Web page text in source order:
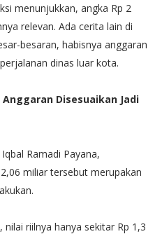
menunjukkan, angka Rp 2
relevan. Ada cerita lain di
besaran, habisnya anggaran
dinas luar kota.
Disesuaikan Jadi
Ramadi Payana,
miliar tersebut merupakan
riilnya hanya sekitar Rp 1,3